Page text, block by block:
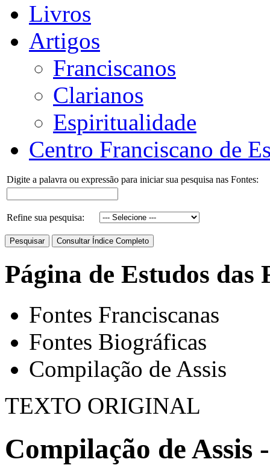
Livros
Artigos
Franciscanos
Clarianos
Espiritualidade
Centro Franciscano de
Digite a palavra ou expressão para iniciar sua pesquisa nas Fontes:
Refine sua pesquisa:
Página de Estudos das
Fontes Franciscanas
Fontes Biográficas
Compilação de Assis
TEXTO ORIGINAL
Compilação de Assis